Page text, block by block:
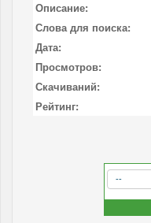
Описание:
Слова для поиска:
Дата:
Просмотров:
Скачиваний:
Рейтинг: